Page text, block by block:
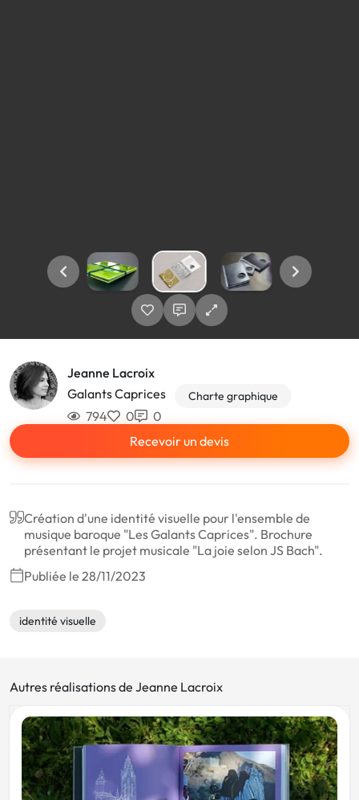
Jeanne Lacroix
Galants Caprices
Charte graphique
794 0
0
Recevoir un devis
Création d'une identité visuelle pour l'ensemble de
musique baroque "Les Galants Caprices". Brochure
présentant le projet musicale "La joie selon JS Bach".
Publiée le 28/11/2023
identité visuelle
Autres réalisations de Jeanne Lacroix